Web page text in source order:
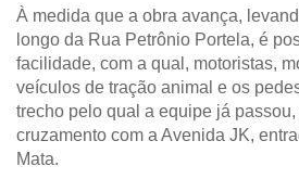
À medida que a obra avança,
longo da Rua Petrônio Portela, é
facilidade, com a qual, motoristas,
veículos de tração animal e os
trecho pelo qual a equipe já
cruzamento com a Avenida JK,
Mata.